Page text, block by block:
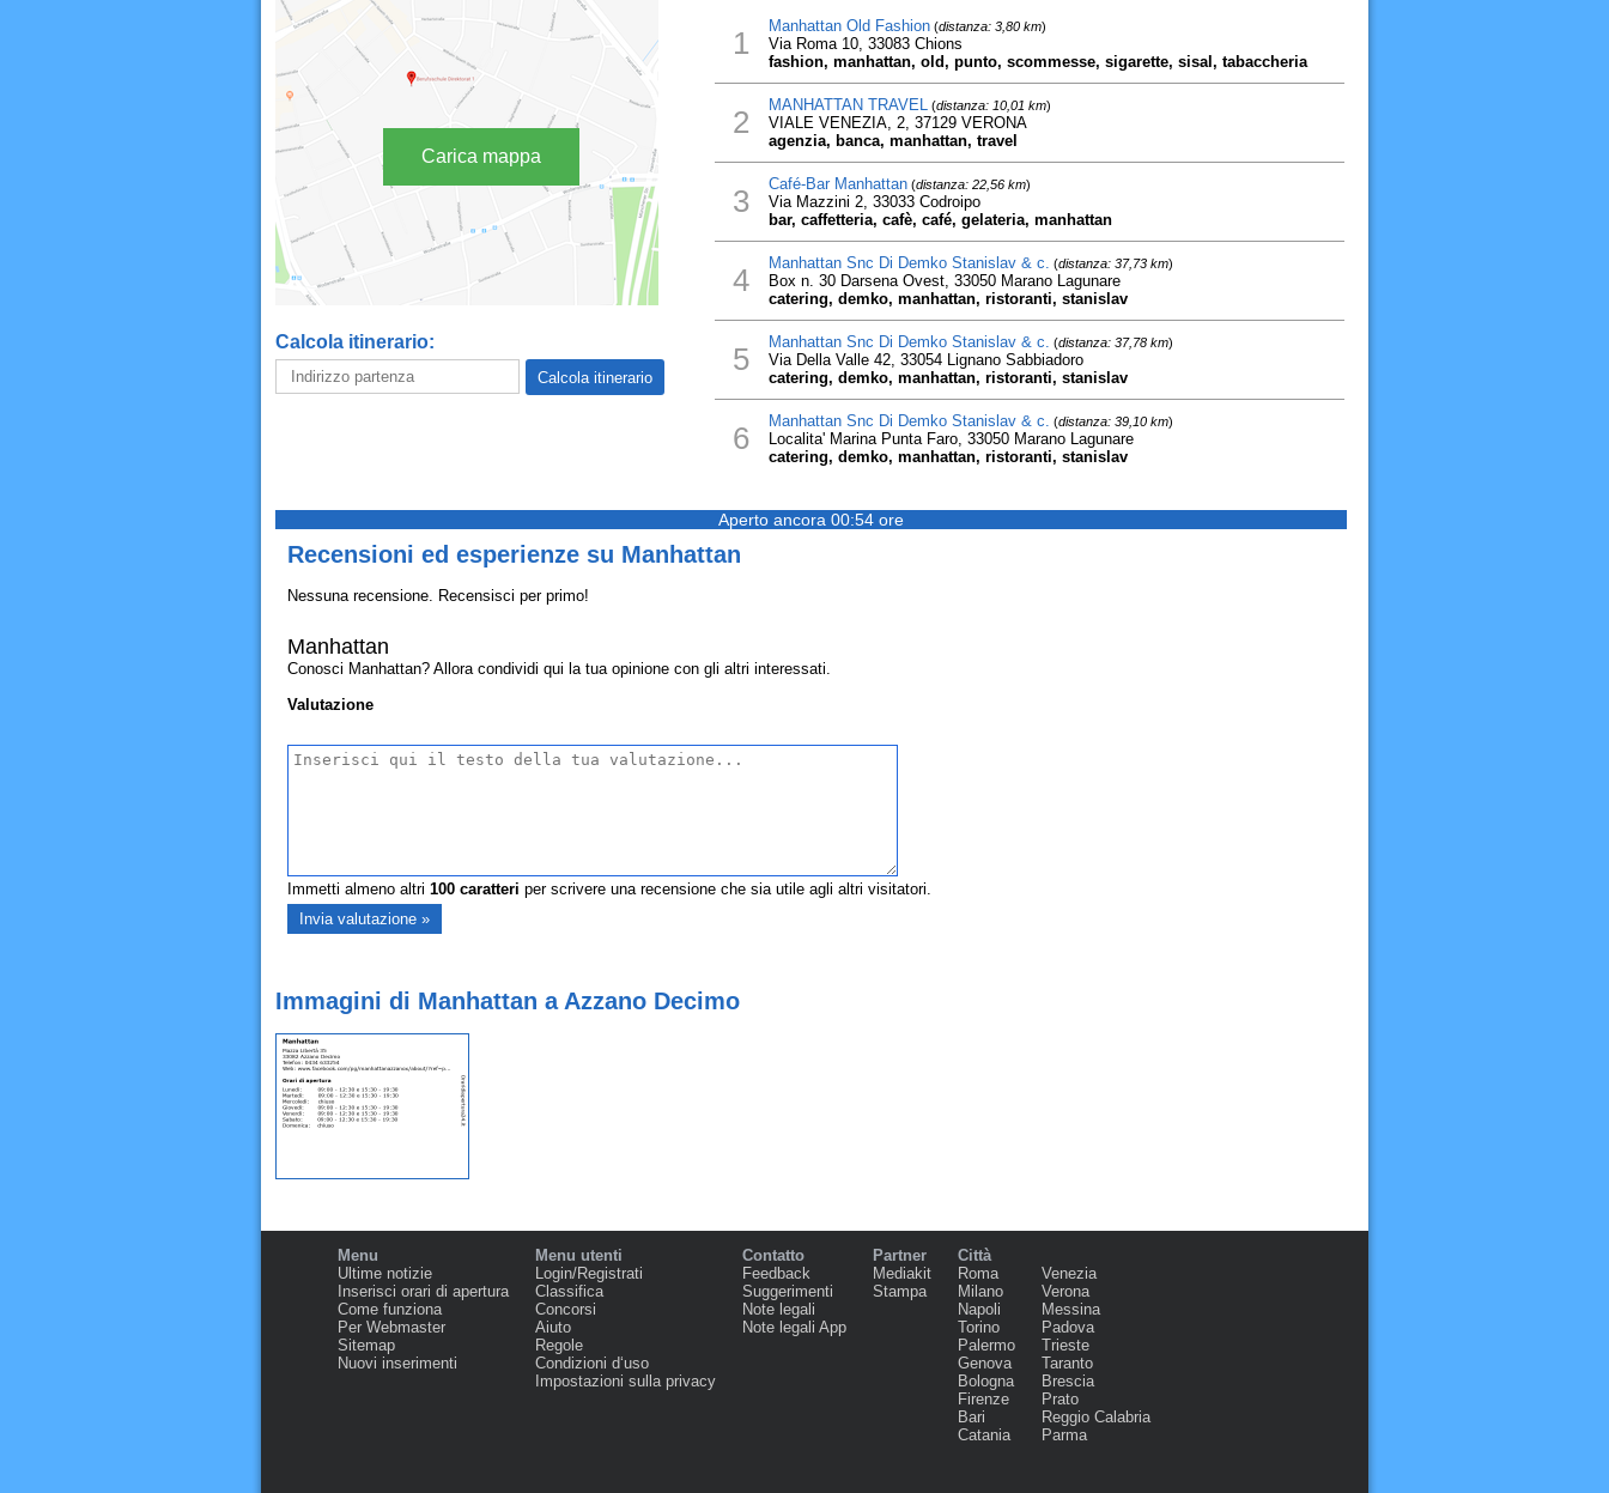
Carica mappa
Calcola itinerario:
1 Manhattan Old Fashion(distanza: 3,80 km)
Via Roma 10, 33083 Chions
fashion, manhattan, old, punto, scommesse, sigarette, sisal, tabaccheria
2 MANHATTAN TRAVEL (distanza: 10,01 km)
VIALE VENEZIA, 2, 37129 VERONA
agenzia, banca, manhattan, travel
3 Café-Bar Manhattan(distanza: 22,56 km)
Via Mazzini 2, 33033 Codroipo
bar, caffetteria, cafè, café, gelateria, manhattan
4 Manhattan Snc Di Demko Stanislav & c. (distanza: 37,73 km)
Box n. 30 Darsena Ovest, 33050 Marano Lagunare
catering, demko, manhattan, ristoranti, stanislav
5 Manhattan Snc Di Demko Stanislav & c. (distanza: 37,78 km)
Via Della Valle 42, 33054 Lignano Sabbiadoro
catering, demko, manhattan, ristoranti, stanislav
6 Manhattan Snc Di Demko Stanislav & c. (distanza: 39,10 km)
Localita' Marina Punta Faro, 33050 Marano Lagunare
catering, demko, manhattan, ristoranti, stanislav
Aperto ancora 00:54 ore
Recensioni ed esperienze su Manhattan
Nessuna recensione. Recensisci per primo!
Manhattan
Conosci Manhattan? Allora condividi qui la tua opinione con gli altri interessati.
Valutazione
Immetti almeno altri 100caratteri per scrivere una recensione che sia utile agli altri visitatori.
Immagini di Manhattan a Azzano Decimo
Menu
Ultime notizie
Inserisci orari di apertura
Come funziona
Per Webmaster
Sitemap
Nuovi inserimenti
Menu utenti
Login/Registrati
Classifica
Concorsi
Aiuto
Regole
Condizioni d‘uso
Impostazioni sulla privacy
Contatto
Feedback
Suggerimenti
Note legali
Note legali App
Partner
Mediakit
Stampa
Città
Roma
Milano
Napoli
Torino
Palermo
Genova
Bologna
Firenze
Bari
Catania
Venezia
Verona
Messina
Padova
Trieste
Taranto
Brescia
Prato
Reggio Calabria
Parma